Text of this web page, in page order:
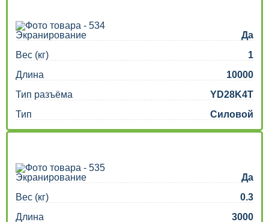
Экранирование
Да
Вес (кг)
1
Длина
10000
Тип разъёма
YD28K4T
Тип
Силовой
Экранирование
Да
Вес (кг)
0.3
Длина
3000